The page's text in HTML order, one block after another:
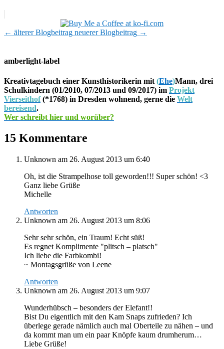
← älterer Blogbeitrag neuerer Blogbeitrag →
amberlight-label
Kreativtagebuch einer Kunsthistorikerin mit (Ehe)Mann, drei
Schulkindern (01/2010, 07/2013 und 09/2017) im Projekt
Vierseithof(*1768) in Dresden wohnend, gerne die Welt
bereisend.
Wer schreibt hier und worüber?
15 Kommentare
Unknown am 26. August 2013 um 6:40
Oh, ist die Strampelhose toll geworden!!! Super schön! <3
Ganz liebe Grüße
Michelle
Antworten
Unknown am 26. August 2013 um 8:06
Sehr sehr schön, ein Traum! Echt süß!
Es regnet Komplimente "plitsch – platsch"
Ich liebe die Farbkombi!
~ Montagsgrüße von Leene
Antworten
Unknown am 26. August 2013 um 9:07
Wunderhübsch – besonders der Elefant!!
Bist Du eigentlich mit den Kam Snaps zufrieden? Ich
überlege gerade nämlich auch mal Oberteile zu nähen – und
da kommt man um ein paar Knöpfe kaum drumherum…
Liebe Grüße!